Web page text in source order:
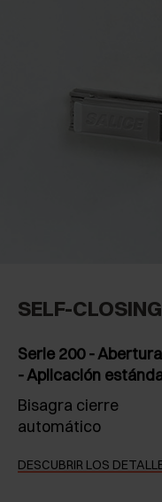
SELF-CLOSING
Serie 200 -
- Aplicación
Bisagra cierre
automático
DESCUBRIR LOS